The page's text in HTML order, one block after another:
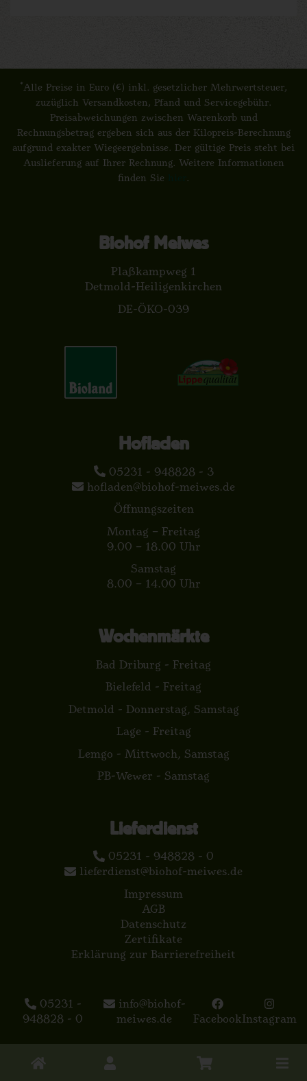
*Alle Preise in Euro (€) inkl. gesetzlicher Mehrwertsteuer,
zuzüglich Versandkosten, Pfand und Servicegebühr.
Preisabweichungen zwischen Warenkorb und
Rechnungsbetrag ergeben sich aus der Kilopreis-Berechnung
aufgrund exakter Wiegeergebnisse. Der gültige Preis steht bei
Auslieferung auf Ihrer Rechnung. Weitere Informationen
finden Sie
.
Biohof Meiwes
Plaßkampweg 1
Detmold-Heiligenkirchen
DE-ÖKO-039
Hofladen
05231 - 948828 - 3
hofladen@biohof-meiwes.de
Öffnungszeiten
Montag – Freitag
9.00 – 18.00 Uhr
Samstag
8.00 – 14.00 Uhr
Wochenmärkte
Bad Driburg - Freitag
Bielefeld - Freitag
Detmold - Donnerstag, Samstag
Lage - Freitag
Lemgo - Mittwoch, Samstag
PB-Wewer - Samstag
Lieferdienst
05231 - 948828 - 0
lieferdienst@biohof-meiwes.de
Impressum
AGB
Datenschutz
Zertifikate
Erklärung zur Barrierefreiheit
05231 -
948828 - 0
info@biohof-
meiwes.de
FacebookInstagram
Toggle